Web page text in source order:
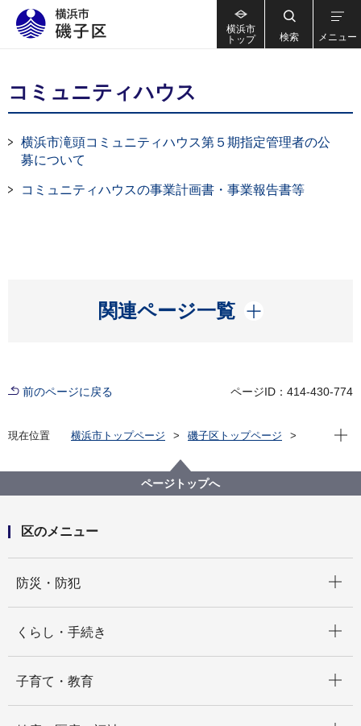
横浜市
トップ
検索 メニュー
コミュニティハウス
横浜市滝頭コミュニティハウス第５期指定管理者の公
募について
コミュニティハウスの事業計画書・事業報告書等
関連ページ一覧
開く
前のページに戻る ページID：414-430-774
現在位置 横浜市トップページ
磯子区トップページ
現在
ページトップへ
区のメニュー
防災・防犯
くらし・手続き
子育て・教育